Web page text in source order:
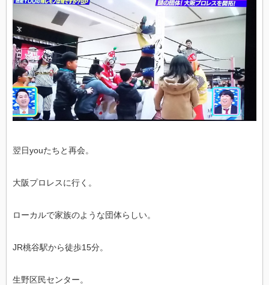
翌日youたちと再会。
大阪プロレスに行く。
ローカルで家族のような団体らしい。
JR桃谷駅から徒歩15分。
生野区民センター。